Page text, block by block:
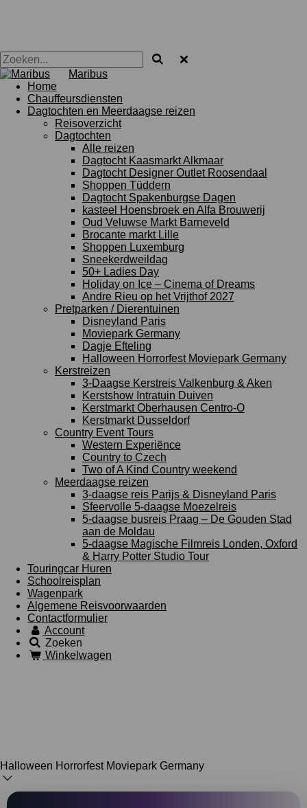
Maribus
Home
Chauffeursdiensten
Dagtochten en Meerdaagse reizen
Reisoverzicht
Dagtochten
Alle reizen
Dagtocht Kaasmarkt Alkmaar
Dagtocht Designer Outlet Roosendaal
Shoppen Tüddern
Dagtocht Spakenburgse Dagen
kasteel Hoensbroek en Alfa Brouwerij
Oud Veluwse Markt Barneveld
Brocante markt Lille
Shoppen Luxemburg
Sneekerdweildag
50+ Ladies Day
Holiday on Ice – Cinema of Dreams
Andre Rieu op het Vrijthof 2027
Pretparken / Dierentuinen
Disneyland Paris
Moviepark Germany
Dagje Efteling
Halloween Horrorfest Moviepark Germany
Kerstreizen
3-Daagse Kerstreis Valkenburg & Aken
Kerstshow Intratuin Duiven
Kerstmarkt Oberhausen Centro-O
Kerstmarkt Dusseldorf
Country Event Tours
Western Experiënce
Country to Czech
Two of A Kind Country weekend
Meerdaagse reizen
3-daagse reis Parijs & Disneyland Paris
Sfeervolle 5-daagse Moezelreis
5-daagse busreis Praag – De Gouden Stad
aan de Moldau
5-daagse Magische Filmreis Londen, Oxford
& Harry Potter Studio Tour
Touringcar Huren
Schoolreisplan
Wagenpark
Algemene Reisvoorwaarden
Contactformulier
Account
Zoeken
Winkelwagen
Halloween Horrorfest Moviepark Germany